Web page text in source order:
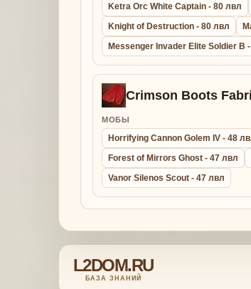
Ketra Orc White Captain - 80 лвл
Knight of Destruction - 80 лвл
Messenger Invader Elite Soldier B
Crimson Boots
МОБЫ
Horrifying Cannon Golem IV - 48
Forest of Mirrors Ghost - 47 лвл
Vanor Silenos Scout - 47 лвл
L2DOM.RU
БАЗА ЗНАНИЙ